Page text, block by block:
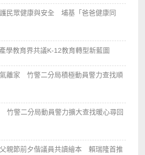
民眾健康與安全 埔基「爸爸健康同
學教育界共議K-12教育轉型新藍圖
離家 竹警二分局積極動員警力查找順
竹警二分局動員警力擴大查找暖心尋回
親節前夕偕議員共讀繪本 賴瑞隆首推